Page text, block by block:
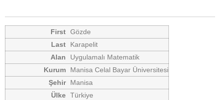
Gözde
Karapelit
Uygulamalı Matematik
Manisa Celal Bayar Üniversitesi
Manisa
Türkiye